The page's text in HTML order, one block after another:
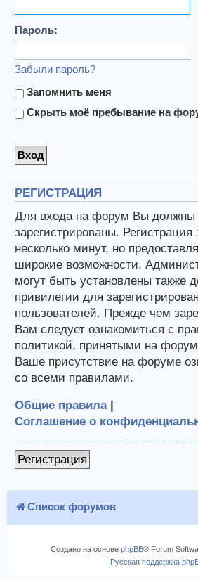
Пароль:
Забыли пароль?
Запомнить меня
Скрыть моё пребывание на
РЕГИСТРАЦИЯ
Для входа на форум Вы должны
зарегистрированы. Регистрация
несколько минут, но
широкие возможности.
могут быть установлены также
привилегии для
пользователей. Прежде чем
Вам следует ознакомиться с
политикой, принятыми на
Ваше присутствие на форуме
со всеми правилами.
Общие правила|
Соглашение о
Регистрация
Список форумов
Создано на основе phpBB® Forum
Русская поддержка